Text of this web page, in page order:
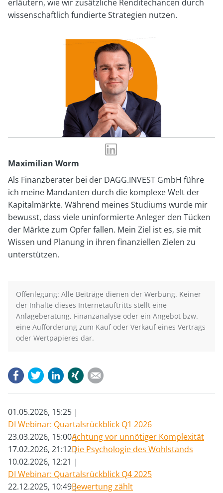
erläutern, wie wir zusätzliche Renditechancen durch
wissenschaftlich fundierte Strategien nutzen.
Maximilian
Worm
Maximilian Worm
Als Finanzberater bei der DAGG.INVEST GmbH führe
ich meine Mandanten durch die komplexe Welt der
Kapitalmärkte. Während meines Studiums wurde mir
bewusst, dass viele uninformierte Anleger den Tücken
der Märkte zum Opfer fallen. Mein Ziel ist es, sie mit
Wissen und Planung in ihren finanziellen Zielen zu
unterstützen.
Offenlegung: Alle Beiträge dienen der Werbung. Keiner
der Inhalte dieses Internetauftritts stellt eine
Anlageberatung, Finanzanalyse oder ein Angebot bzw.
eine Aufforderung zum Kauf oder Verkauf eines Vertrags
oder Wertpapieres dar.
FacebookTwitterLinkedIn
Xing
01.05.2026, 15:25
DI Webinar: Quartalsrückblick Q1 2026
23.03.2026, 15:00Achtung vor unnötiger Komplexität
17.02.2026, 21:12Die Psychologie des Wohlstands
10.02.2026, 12:21
DI Webinar: Quartalsrückblick Q4 2025
22.12.2025, 10:49Bewertung zählt